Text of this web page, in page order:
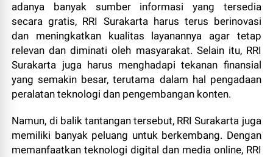
adanya banyak sumber informasi yang tersedia
secara gratis, RRI Surakarta harus terus berinovasi
dan meningkatkan kualitas layanannya agar tetap
relevan dan diminati oleh masyarakat. Selain itu, RRI
Surakarta juga harus menghadapi tekanan finansial
yang semakin besar, terutama dalam hal pengadaan
peralatan teknologi dan pengembangan konten.
Namun, di balik tantangan tersebut, RRI Surakarta juga
memiliki banyak peluang untuk berkembang. Dengan
memanfaatkan teknologi digital dan media online, RRI